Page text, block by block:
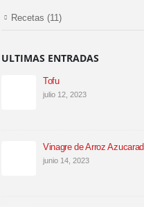
Recetas (11)
ULTIMAS ENTRADAS
Tofu
julio 12, 2023
Vinagre de Arroz
junio 14, 2023